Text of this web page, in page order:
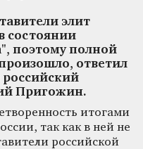
элит
состоянии
поэтому полной
ответил
Пригожин.
итогами
так как в ней не
российской